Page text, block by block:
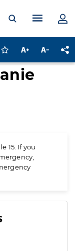
Ouvrir laMenu
Connectez-vous
Augmenter la
15. If you